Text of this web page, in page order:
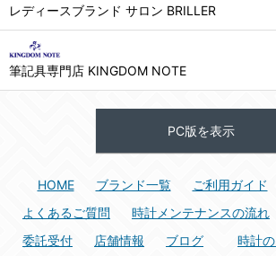
(13) その他、弊社が不適切と判断する行為。
レディースブランド サロン BRILLER
筆記具専門店 KINGDOM NOTE
PC版を表示
HOME ブランド一覧 ご利用ガイド
よくあるご質問
時計メンテナンスの流れ
委託受付
店舗情報 ブログ 時計